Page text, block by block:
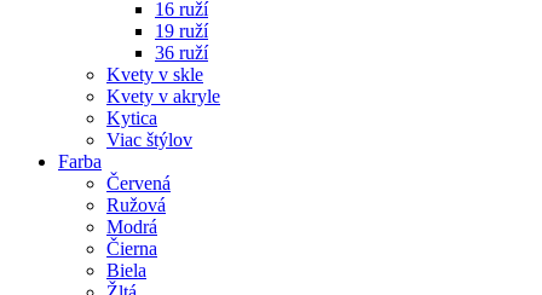
16 ruží
19 ruží
36 ruží
Kvety v skle
Kvety v akryle
Kytica
Viac štýlov
Farba
Červená
Ružová
Modrá
Čierna
Biela